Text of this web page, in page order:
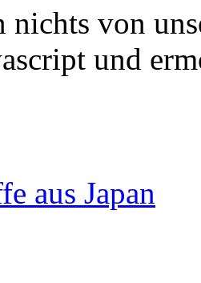
nichts von
und
aus Japan